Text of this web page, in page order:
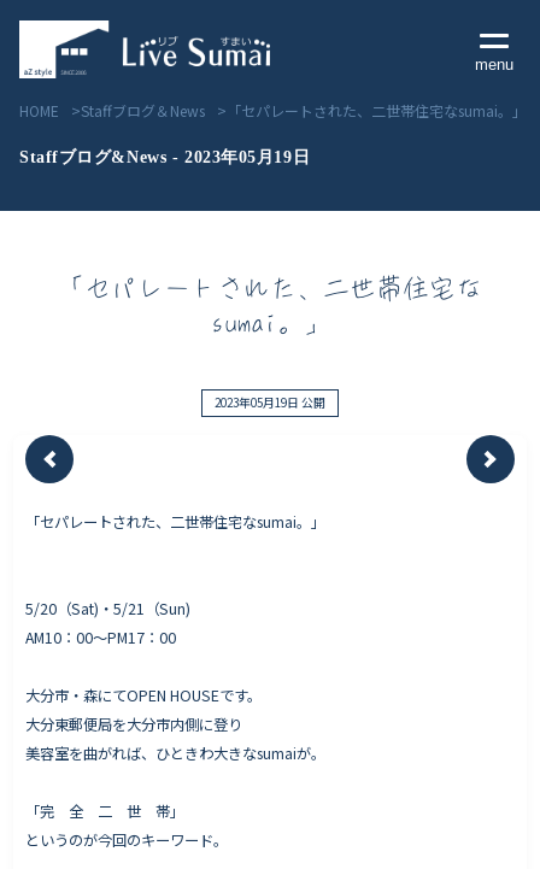
menu
Livesumai 住宅標準性能
物件情報
Works - 施工実績
オーナー様の声
完成案内
よくいただくご質問
お役立ちコラム
HOME Staffブログ＆News 「セパレートされた、二世帯住宅なsumai。」
Staffブログ&News - 2023年05月19日
「セパレートされた、二世帯住宅な
sumai。」
2023年05月19日 公開
「セパレートされた、二世帯住宅なsumai。」
5/20（Sat)・5/21（Sun)
AM10：00〜PM17：00
大分市・森にてOPEN HOUSEです。
大分東郵便局を大分市内側に登り
美容室を曲がれば、ひときわ大きなsumaiが。
「完 全 二 世 帯」
というのが今回のキーワード。